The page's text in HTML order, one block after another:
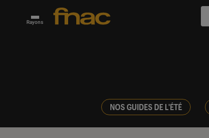
Rayons
NOS GUIDES DE L'ÉTÉ